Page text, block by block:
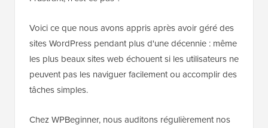
Voici ce que nous avons appris après avoir géré des
sites WordPress pendant plus d'une décennie : même
les plus beaux sites web échouent si les utilisateurs ne
peuvent pas les naviguer facilement ou accomplir des
tâches simples.
Chez WPBeginner, nous auditons régulièrement nos